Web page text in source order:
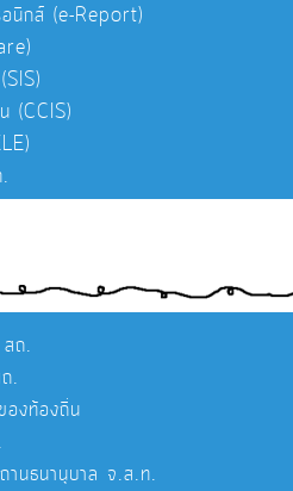
อนิกส์ (e-Report)
(CCIS)
สถ.
.
องท้องถิ่น
านธนานุบาล จ.ส.ท.